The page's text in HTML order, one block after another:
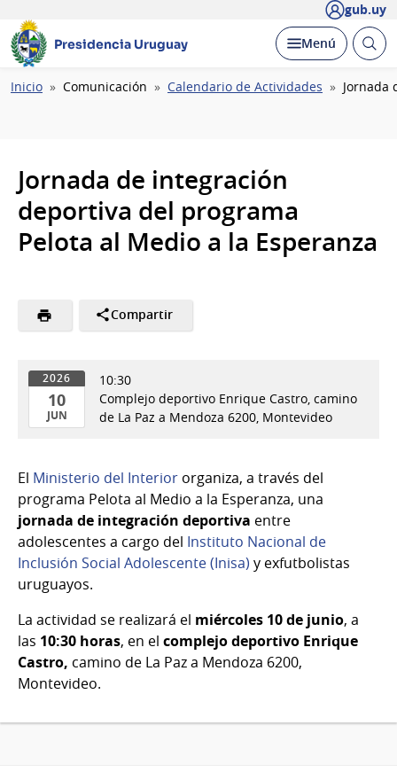
gub.uy
Presidencia Uruguay Desplegar
Menú Abrir
Ruta
Inicio Comunicación Calendario de Actividades Jornada
Jornada de integración
deportiva del programa
Pelota al Medio a la Esperanza
Compartir
2026
10
JUN
Jun
del
2026
10:30
Complejo deportivo Enrique Castro, camino
de La Paz a Mendoza 6200, Montevideo
El Ministerio del Interior organiza, a través del
programa Pelota al Medio a la Esperanza, una
jornada de integración deportiva entre
adolescentes a cargo del Instituto Nacional de
Inclusión Social Adolescente (Inisa) y exfutbolistas
uruguayos.
La actividad se realizará el miércoles 10 de junio, a
las 10:30 horas, en el complejo deportivo Enrique
Castro, camino de La Paz a Mendoza 6200,
Montevideo.